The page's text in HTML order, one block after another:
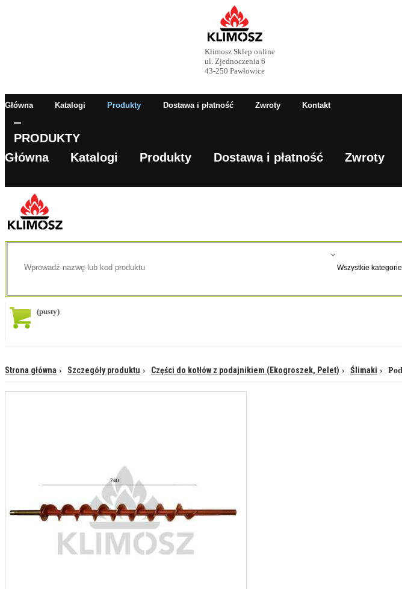
Klimosz Sklep online
ul. Zjednoczenia 6
43-250 Pawłowice
Główna Katalogi Produkty Dostawa i płatność Zwroty Kontakt
PRODUKTY
Główna
Katalogi Produkty Dostawa i płatność Zwroty
(pusty)
Strona główna Szczegóły produktu Części do kotłów z podajnikiem (Ekogroszek, Pelet) Ślimaki